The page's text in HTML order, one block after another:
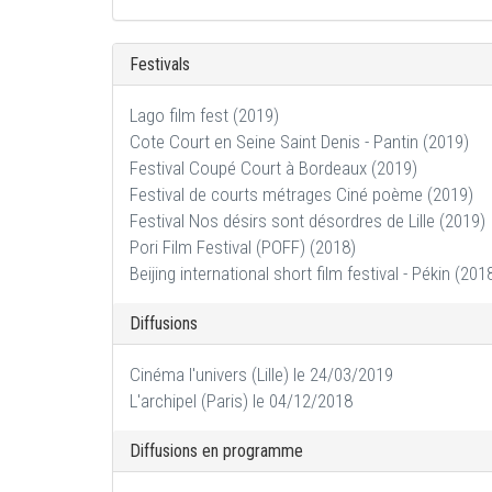
Festivals
Lago film fest (2019)
Cote Court en Seine Saint Denis - Pantin (2019)
Festival Coupé Court à Bordeaux (2019)
Festival de courts métrages Ciné poème (2019)
Festival Nos désirs sont désordres de Lille (2019)
Pori Film Festival (POFF) (2018)
Beijing international short film festival - Pékin
Diffusions
Cinéma l'univers (Lille) le 24/03/2019
L'archipel (Paris) le 04/12/2018
Diffusions en programme